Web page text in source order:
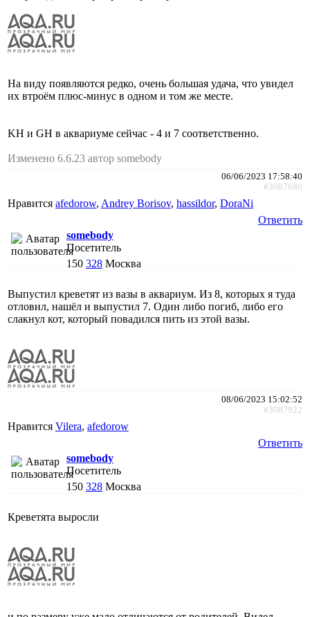
На виду появляются редко, очень большая удача, что увидел
их втроём плюс-минус в одном и том же месте.
KH и GH в аквариуме сейчас - 4 и 7 соответственно.
Изменено 6.6.23 автор somebody
06/06/2023 17:58:40
#3087680
Нравится afedorow, Andrey Borisov, hassildor, DoraNi
Ответить
somebody
Посетитель
150 328 Москва
Выпустил креветят из вазы в аквариум. Из 8, которых я туда
отловил, нашёл и выпустил 7. Один либо погиб, либо его
слакнул кот, который повадился пить из этой вазы.
08/06/2023 15:02:52
#3087922
Нравится Vilera, afedorow
Ответить
somebody
Посетитель
150 328 Москва
Креветята выросли